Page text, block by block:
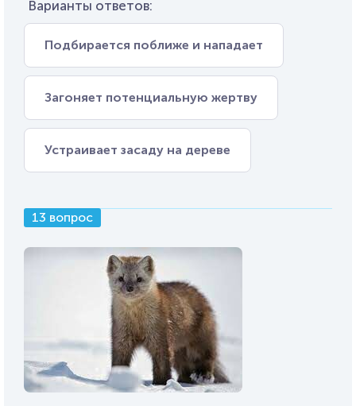
Варианты ответов:
Подбирается поближе и нападает
Загоняет потенциальную жертву
Устраивает засаду на дереве
13 вопрос